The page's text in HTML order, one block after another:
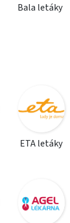
Bala letáky
ETA letáky